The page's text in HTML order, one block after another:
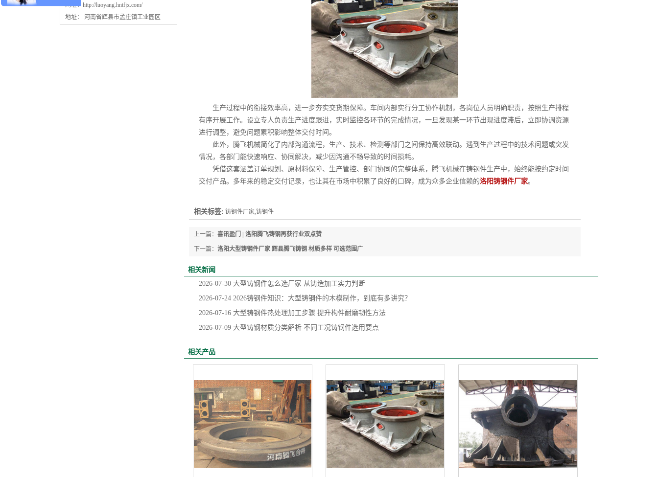
网址： http://luoyang.hntfjx.com/
地址： 河南省辉县市孟庄镇工业园区
生产过程中的衔接效率高，进一步夯实交货期保障。车间内部实行分工协作机制，各岗位人员明确职责，按照生产排程
有序开展工作。设立专人负责生产进度跟进，实时监控各环节的完成情况，一旦发现某一环节出现进度滞后，立即协调资源
进行调整，避免问题累积影响整体交付时间。
此外，腾飞机械简化了内部沟通流程，生产、技术、检测等部门之间保持高效联动。遇到生产过程中的技术问题或突发
情况，各部门能快速响应、协同解决，减少因沟通不畅导致的时间损耗。
凭借这套涵盖订单规划、原材料保障、生产管控、部门协同的完整体系，腾飞机械在铸钢件生产中，始终能按约定时间
交付产品。多年来的稳定交付记录，也让其在市场中积累了良好的口碑，成为众多企业信赖的洛阳铸钢件厂家。
相关标签: 铸钢件厂家,铸钢件
上一篇： 喜讯盈门 | 洛阳腾飞铸钢再获行业双点赞
下一篇： 洛阳大型铸钢件厂家 辉县腾飞铸钢 材质多样 可选范围广
相关新闻
2026-07-30 大型铸钢件怎么选厂家 从铸造加工实力判断
2026-07-24 2026铸钢件知识：大型铸钢件的木模制作，到底有多讲究？
2026-07-16 大型铸钢件热处理加工步骤 提升构件耐磨韧性方法
2026-07-09 大型铸钢材质分类解析 不同工况铸钢件选用要点
相关产品